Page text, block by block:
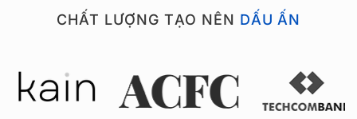
CHẤT LƯỢNG TẠO NÊN DẤU ẤN